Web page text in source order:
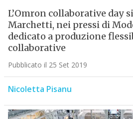
L’Omron collaborative day
Marchetti, nei pressi di
dedicato a produzione
collaborative
Pubblicato il 25 Set 2019
Nicoletta Pisanu